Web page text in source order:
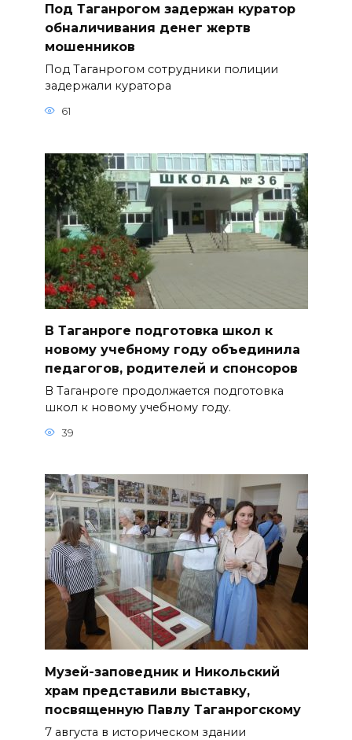
Под Таганрогом задержан куратор
обналичивания денег жертв
мошенников
Под Таганрогом сотрудники полиции
задержали куратора
61
В Таганроге подготовка школ к
новому учебному году объединила
педагогов, родителей и спонсоров
В Таганроге продолжается подготовка
школ к новому учебному году.
39
Музей-заповедник и Никольский
храм представили выставку,
посвященную Павлу Таганрогскому
7 августа в историческом здании